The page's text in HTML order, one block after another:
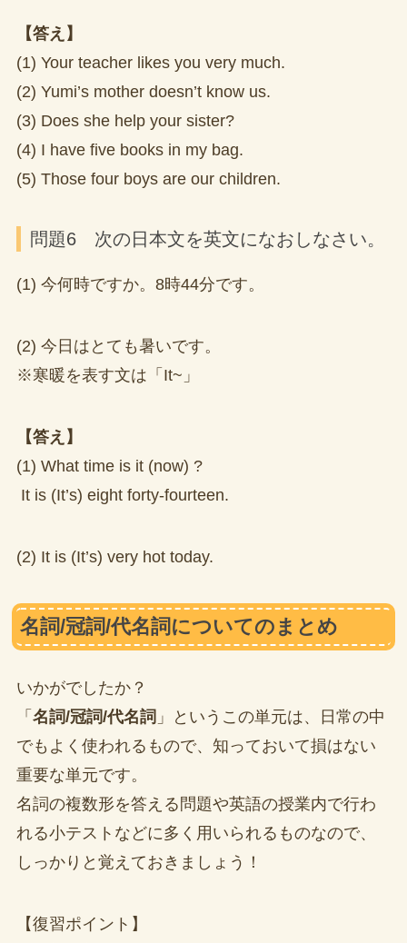
【答え】
(1) Your teacher likes you very much.
(2) Yumi’s mother doesn’t know us.
(3) Does she help your sister?
(4) I have five books in my bag.
(5) Those four boys are our children.
問題6 次の日本文を英文になおしなさい。
(1) 今何時ですか。8時44分です。
(2) 今日はとても暑いです。
※寒暖を表す文は「It~」
【答え】
(1) What time is it (now) ?
It is (It’s) eight forty-fourteen.
(2) It is (It’s) very hot today.
名詞/冠詞/代名詞についてのまとめ
いかがでしたか？
「 名詞/冠詞/代名詞 」というこの単元は、日常の中
でもよく使われるもので、知っておいて損はない
重要な単元です。
名詞の複数形を答える問題や英語の授業内で行わ
れる小テストなどに多く用いられるものなので、
しっかりと覚えておきましょう！
【復習ポイント】